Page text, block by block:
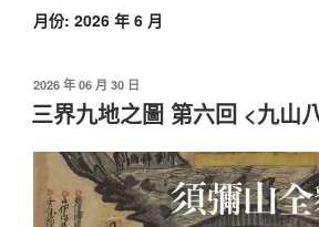
月份: 2026 年 6 月
發
佈
於
2026 年 06 月 30 日
三界九地之圖 第六回 <九山